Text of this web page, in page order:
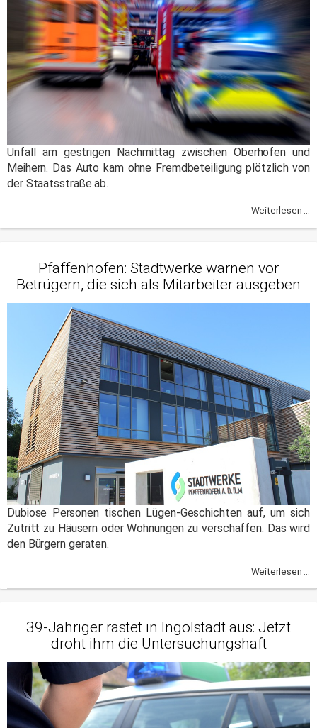
Unfall am gestrigen Nachmittag zwischen Oberhofen und
Meihern. Das Auto kam ohne Fremdbeteiligung plötzlich von
der Staatsstraße ab.
Weiterlesen ...
Pfaffenhofen: Stadtwerke warnen vor
Betrügern, die sich als Mitarbeiter ausgeben
Dubiose Personen tischen Lügen-Geschichten auf, um sich
Zutritt zu Häusern oder Wohnungen zu verschaffen. Das wird
den Bürgern geraten.
Weiterlesen ...
39-Jähriger rastet in Ingolstadt aus: Jetzt
droht ihm die Untersuchungshaft